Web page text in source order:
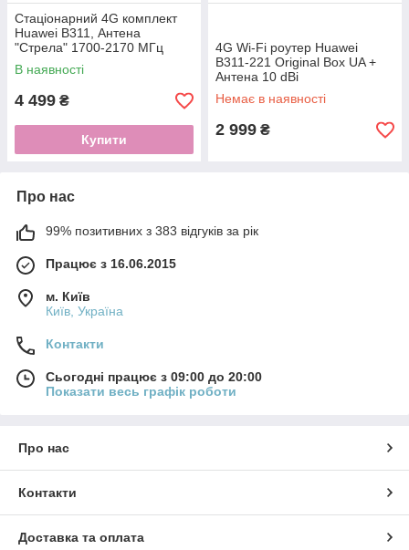
Стаціонарний 4G комплект
Huawei B311, Антена
"Стрела" 1700-2170 МГц
В наявності
4 499 ₴
Купити
4G Wi-Fi роутер Huawei
B311-221 Original Box UA +
Антена 10 dBi
Немає в наявності
2 999 ₴
Про нас
99% позитивних з 383 відгуків за рік
Працює з 16.06.2015
м. Київ
Київ, Україна
Контакти
Сьогодні працює з 09:00 до 20:00
Показати весь графік роботи
Про нас
Контакти
Доставка та оплата